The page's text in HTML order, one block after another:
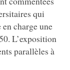
qui
charge une
L’exposition
parallèles à